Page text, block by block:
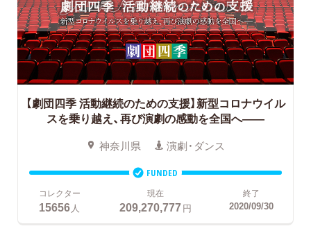
【劇団四季 活動継続のための支援】新型コロナウイル
スを乗り越え、再び演劇の感動を全国へ――
神奈川県 演劇・ダンス
FUNDED
コレクター
15656人
現在
209,270,777円
終了
2020/09/30